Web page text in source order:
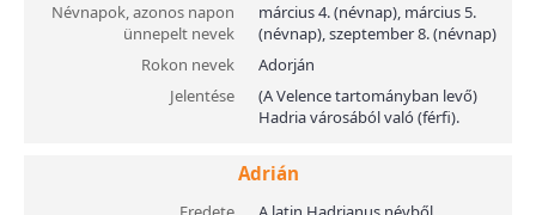
Névnapok, azonos napon
ünnepelt nevek
március 4. (névnap), március 5.
(névnap), szeptember 8. (névnap)
Rokon nevek
Adorján
Jelentése
(A Velence tartományban levő)
Hadria városából való (férfi).
Adrián